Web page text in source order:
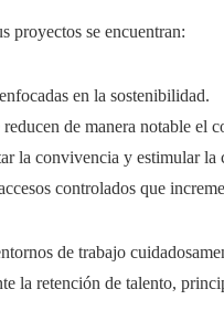
proyectos se encuentran:
en la sostenibilidad.
de manera notable el
la convivencia y estimular la
controlados que
de trabajo
la retención de talento,